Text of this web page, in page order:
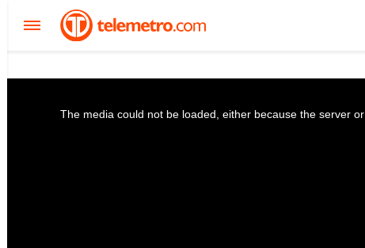
The media could not be loaded, either because the server